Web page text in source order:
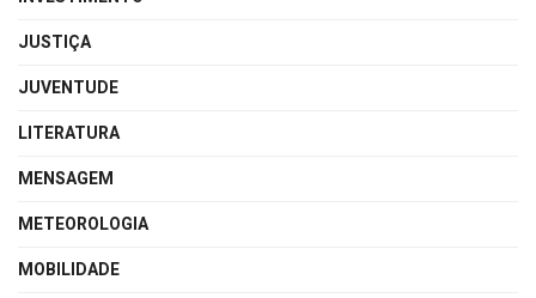
JUSTIÇA
JUVENTUDE
LITERATURA
MENSAGEM
METEOROLOGIA
MOBILIDADE